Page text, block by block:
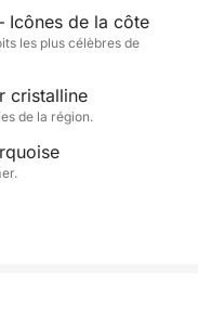
ou l'après-midi,
couples, les amis
Taormina
(300 euros)
Icônes de la côte
les plus célèbres de
cristalline
de la région.